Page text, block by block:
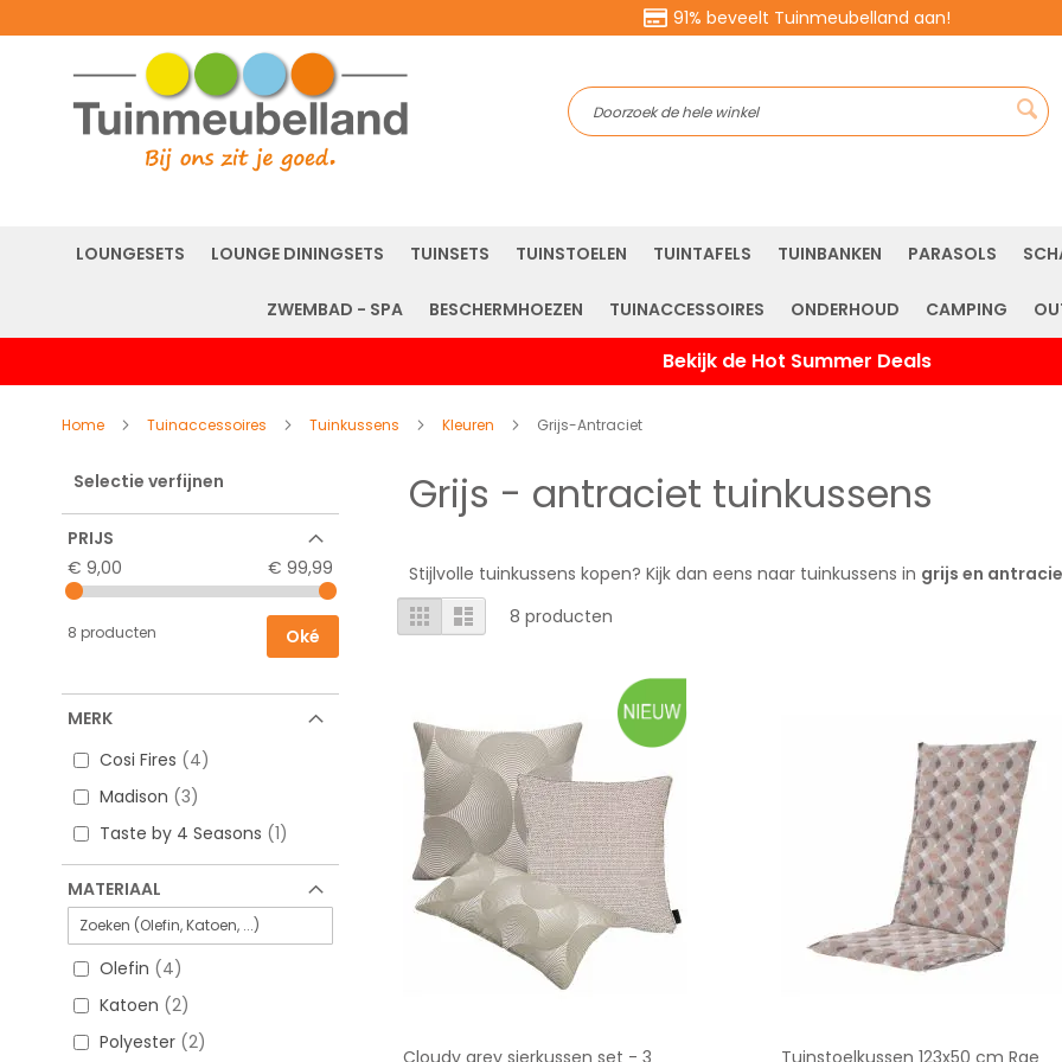
91% beveelt Tuinmeubelland aan!
LOUNGESETS LOUNGE DININGSETS TUINSETS TUINSTOELEN TUINTAFELS TUINBANKEN PARASOLS
ZWEMBAD - SPA BESCHERMHOEZEN TUINACCESSOIRES ONDERHOUD CAMPING
Bekijk de Hot Summer Deals
Home Tuinaccessoires Tuinkussens Kleuren Grijs-Antraciet
Grijs - antraciet tuinkussens
Stijlvolle tuinkussens kopen? Kijk dan eens naar tuinkussens in grijs en
Tonen
als
Foto-
tabel
Lijst 8 producten
Selectie verfijnen
PRIJS
€ 9,00
€ 99,99
8 producten Oké
MERK
Cosi Fires
4
Madison 3
Taste by 4 Seasons 1
MATERIAAL
Olefin
4
Katoen 2
Polyester 2